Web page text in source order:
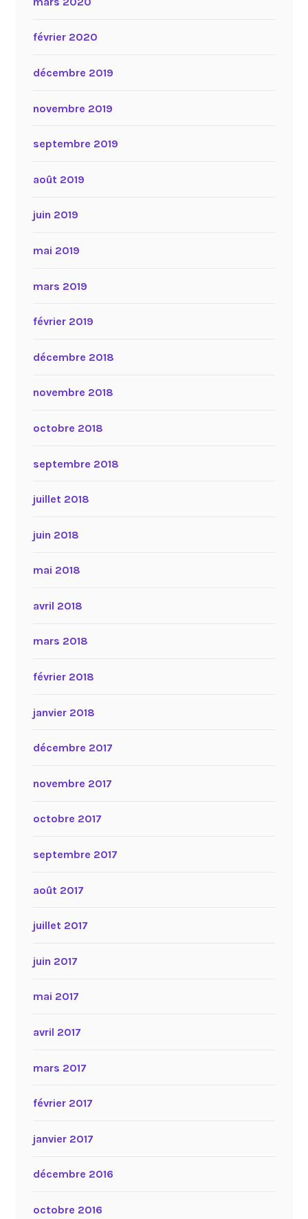
février 2020
décembre 2019
novembre 2019
septembre 2019
août 2019
juin 2019
mai 2019
mars 2019
février 2019
décembre 2018
novembre 2018
octobre 2018
septembre 2018
juillet 2018
juin 2018
mai 2018
avril 2018
mars 2018
février 2018
janvier 2018
décembre 2017
novembre 2017
octobre 2017
septembre 2017
août 2017
juillet 2017
juin 2017
mai 2017
avril 2017
mars 2017
février 2017
janvier 2017
décembre 2016
octobre 2016